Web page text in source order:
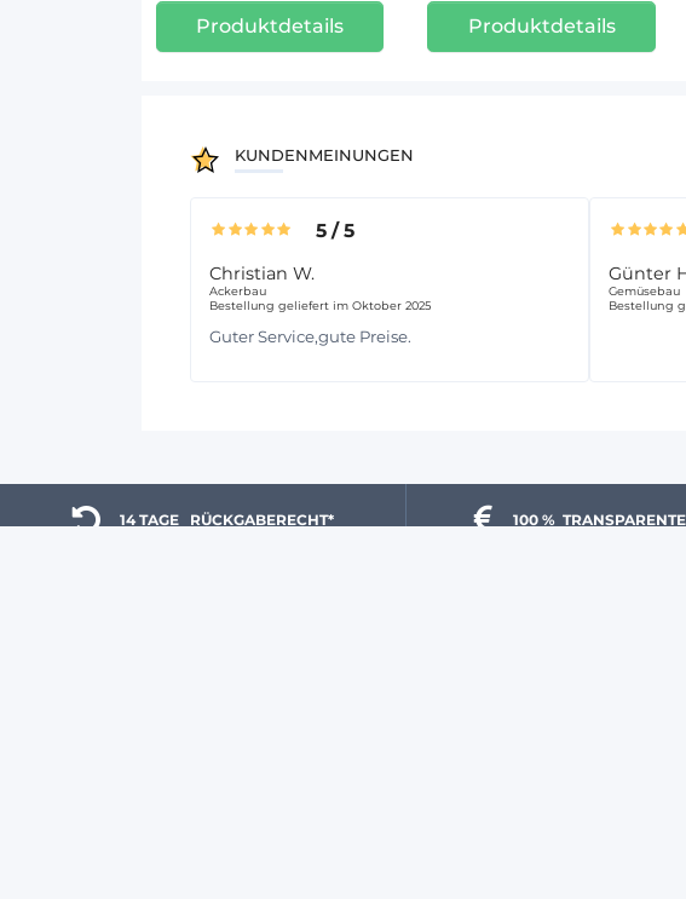
Produktdetails Produktdetails
KUNDENMEINUNGEN
5/5
Christian W.
Ackerbau
Bestellung geliefert im Oktober 2025
Guter Service,gute Preise.
Günter
Gemüsebau
Bestellung
14 TAGE
  RÜCKGABERECHT*
100 %